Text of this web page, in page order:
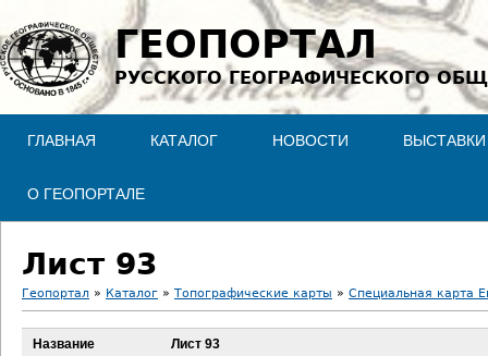
Jump to navigation
ГЕОПОРТАЛ
РУССКОГО ГЕОГРАФИЧЕСКОГО
ГЛАВНАЯ КАТАЛОГ НОВОСТИ ВЫСТАВКИ
О ГЕОПОРТАЛЕ
Лист 93
В
Геопортал » Каталог » Топографические карты » Специальная карта
Название Лист 93